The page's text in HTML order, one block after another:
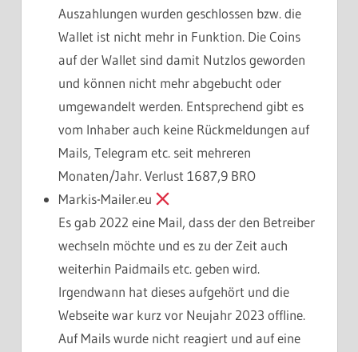
Auszahlungen wurden geschlossen bzw. die
Wallet ist nicht mehr in Funktion. Die Coins
auf der Wallet sind damit Nutzlos geworden
und können nicht mehr abgebucht oder
umgewandelt werden. Entsprechend gibt es
vom Inhaber auch keine Rückmeldungen auf
Mails, Telegram etc. seit mehreren
Monaten/Jahr. Verlust 1687,9 BRO
Markis-Mailer.eu
Es gab 2022 eine Mail, dass der den Betreiber
wechseln möchte und es zu der Zeit auch
weiterhin Paidmails etc. geben wird.
Irgendwann hat dieses aufgehört und die
Webseite war kurz vor Neujahr 2023 offline.
Auf Mails wurde nicht reagiert und auf eine